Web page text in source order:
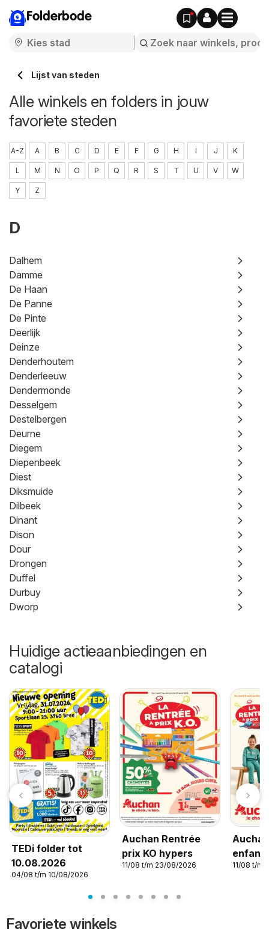
Folderbode
Lijst van steden
Alle winkels en folders in jouw
favoriete steden
A-Z A B C D E F G H I J K
L M N O P Q R S T U V W
Y Z
D
Dalhem
Damme
De Haan
De Panne
De Pinte
Deerlijk
Deinze
Denderhoutem
Denderleeuw
Dendermonde
Desselgem
Destelbergen
Deurne
Diegem
Diepenbeek
Diest
Diksmuide
Dilbeek
Dinant
Dison
Dour
Drongen
Duffel
Durbuy
Dworp
Huidige actieaanbiedingen en
catalogi
TEDi folder tot
10.08.2026
04/08 t/m 10/08/2026
Auchan Rentrée
prix KO hypers
11/08 t/m 23/08/2026 11/08 t/m
Favoriete winkels